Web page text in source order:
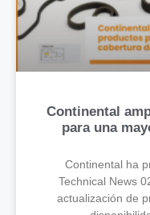
Continental
para una
Continental ha
Technical News
actualización de